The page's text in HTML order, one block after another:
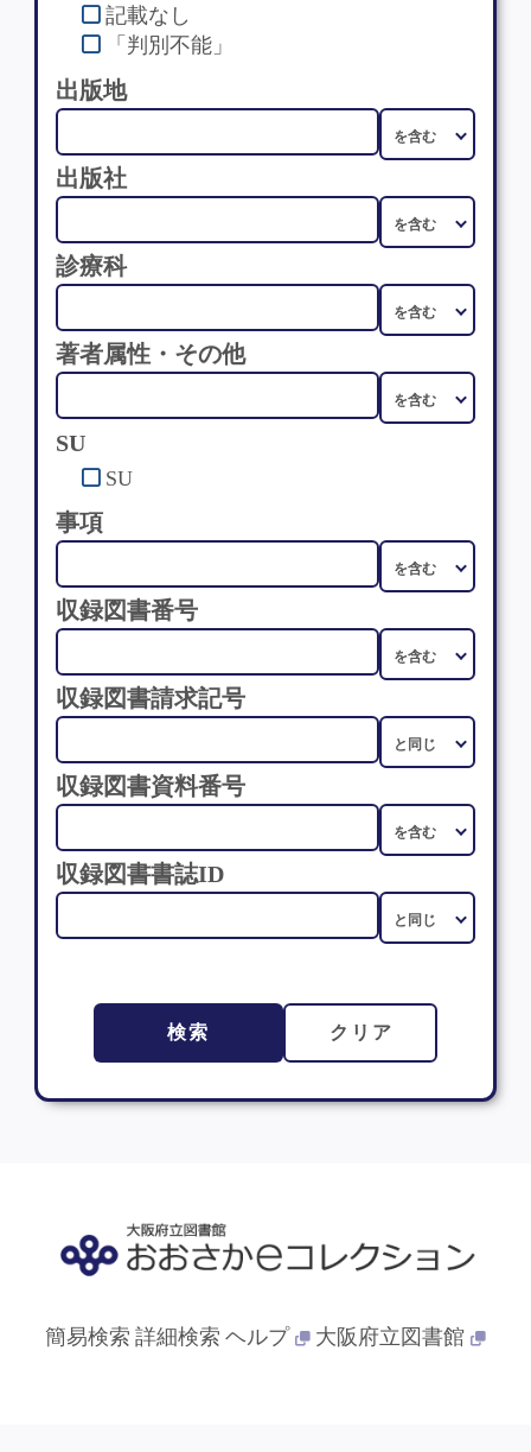
記載なし
「判別不能」
出版地
出版社
診療科
著者属性・その他
SU
SU
事項
収録図書番号
収録図書請求記号
収録図書資料番号
収録図書書誌ID
検索 クリア
簡易検索 詳細検索 ヘルプ 大阪府立図書館